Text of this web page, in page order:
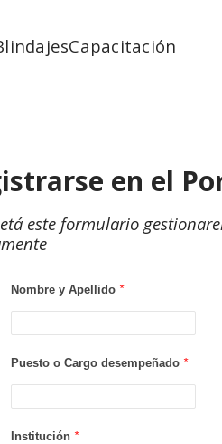
Capacitación
en el
este formulario
Nombre y Apellido *
Puesto o Cargo desempeñado *
Institución *